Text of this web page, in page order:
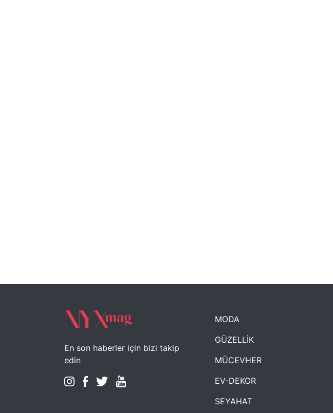
En son haberler için bizi takip
edin
MODA
GÜZELLİK
MÜCEVHER
EV-DEKOR
SEYAHAT